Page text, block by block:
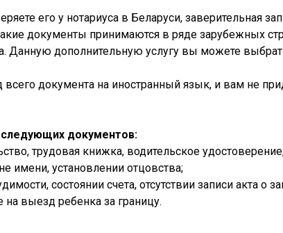
его у нотариуса в Беларуси, заверительная
документы принимаются в ряде зарубежных
Данную дополнительную услугу вы можете
документа на иностранный язык, и вам не
документов:
трудовая книжка, водительское
имени, установлении отцовства;
состоянии счета, отсутствии записи акта о
выезд ребенка за границу.